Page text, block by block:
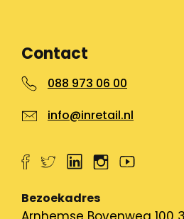
Contact
088 973 06 00
info@inretail.nl
Bezoekadres